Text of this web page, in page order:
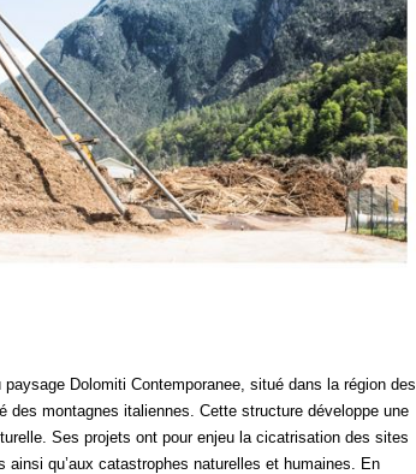
Dolomiti Contemporanee, situé dans la région des
des montagnes italiennes. Cette structure développe une
Ses projets ont pour enjeu la cicatrisation des sites
qu’aux catastrophes naturelles et humaines. En